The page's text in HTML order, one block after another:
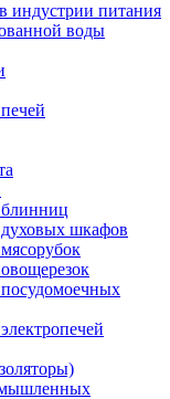
индустрии питания
воды
шкафов